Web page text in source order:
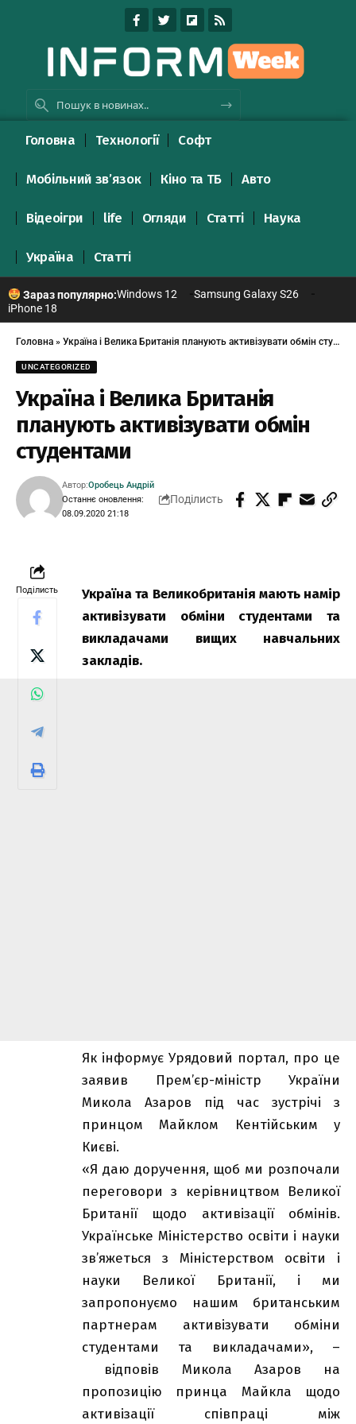
Головна Технології Софт
Мобільний зв’язок Кіно та ТБ Авто
Відеоігри life Огляди Статті Наука
Україна Статті
Зараз популярно:Windows 12
Samsung Galaxy S26
iPhone 18
Головна » Україна і Велика Британія планують активізувати обмін студентами
UNCATEGORIZED
Україна і Велика Британія
планують активізувати обмін
студентами
Останнє оновлення:
08.09.2020 21:18
Автор:Оробець Андрій
Поділисть
Поділисть
Україна та Великобританія мають намір
активізувати обміни студентами та
викладачами вищих навчальних
закладів.
Як інформує Урядовий портал, про це
заявив Прем’єр-міністр України
Микола Азаров під час зустрічі з
принцом Майклом Кентійським у
Києві.
«Я даю доручення, щоб ми розпочали
переговори з керівництвом Великої
Британії щодо активізації обмінів.
Українське Міністерство освіти і науки
зв’яжеться з Міністерством освіти і
науки Великої Британії, і ми
запропонуємо нашим британським
партнерам активізувати обміни
студентами та викладачами», –
відповів Микола Азаров на
пропозицію принца Майкла щодо
активізації співпраці між